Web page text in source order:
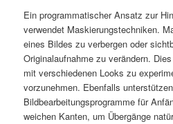
Ein programmatischer Ansatz zur
verwendet Maskierungstechniken.
eines Bildes zu verbergen oder
Originalaufnahme zu verändern.
mit verschiedenen Looks zu
vorzunehmen. Ebenfalls
Bildbearbeitungsprogramme für
weichen Kanten, um Übergänge